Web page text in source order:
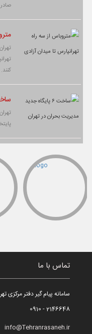
کنند.
ساخت ۶ پایگاه جدید
تماس با ما
2146648 - 0910
info@Tehranrasaneh.ir